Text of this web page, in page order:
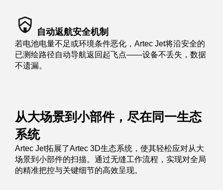
自动返航安全机制
若电池电量不足或环境条件恶化，Artec Jet将沿安全的
已测绘路径自动导航返回起飞点——设备不丢失，数据
不遗漏。
从大场景到小部件，尽在同一生态
系统
Artec Jet拓展了Artec 3D生态系统，使其轻松应对从大
场景到小部件的扫描。通过无缝工作流程，实现对全局
的精准把控与关键细节的高效呈现。